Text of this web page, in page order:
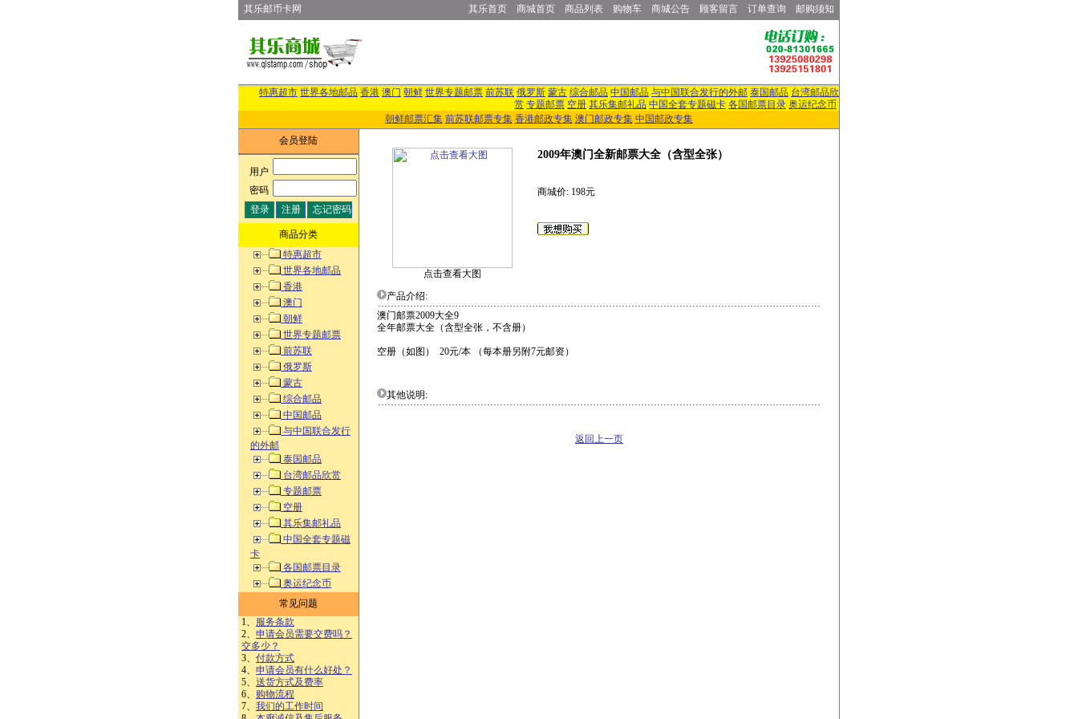
其乐邮币卡网 其乐首页 商城首页 商品列表 购物车 商城公告 顾客留言 订单查询 邮购须知
特惠超市 世界各地邮品 香港 澳门 朝鲜 世界专题邮票 前苏联 俄罗斯 蒙古 综合邮品 中国邮品 与中国联合发行的外邮 泰国邮品 台湾邮品欣
赏 专题邮票 空册 其乐集邮礼品 中国全套专题磁卡 各国邮票目录 奥运纪念币
朝鲜邮票汇集 前苏联邮票专集 香港邮政专集 澳门邮政专集 中国邮政专集
会员登陆
用户:
密码:
商品分类
特惠超市
世界各地邮品
香港
澳门
朝鲜
世界专题邮票
前苏联
俄罗斯
蒙古
综合邮品
中国邮品
与中国联合发行
的外邮
泰国邮品
台湾邮品欣赏
专题邮票
空册
其乐集邮礼品
中国全套专题磁
卡
各国邮票目录
奥运纪念币
常见问题
1、 服务条款
2、 申请会员需要交费吗？
交多少？
3、 付款方式
4、 申请会员有什么好处？
5、 送货方式及费率
6、 购物流程
7、 我们的工作时间
点击查看大图
2009年澳门全新邮票大全（含型全张）
商城价: 198元
产品介绍:
澳门邮票2009大全9
全年邮票大全（含型全张，不含册）
空册（如图） 20元/本 （每本册另附7元邮资）
其他说明:
返回上一页